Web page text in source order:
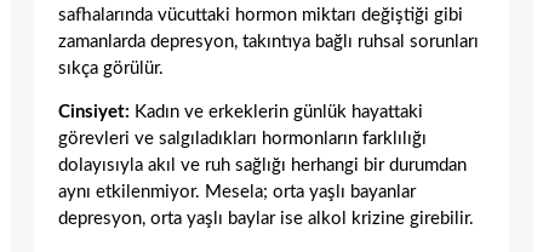
safhalarında vücuttaki hormon miktarı değiştiği gibi
zamanlarda depresyon, takıntıya bağlı ruhsal sorunları
sıkça görülür.
Cinsiyet: Kadın ve erkeklerin günlük hayattaki
görevleri ve salgıladıkları hormonların farklılığı
dolayısıyla akıl ve ruh sağlığı herhangi bir durumdan
aynı etkilenmiyor. Mesela; orta yaşlı bayanlar
depresyon, orta yaşlı baylar ise alkol krizine girebilir.